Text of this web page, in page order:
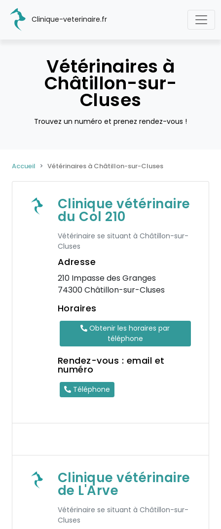
Clinique-veterinaire.fr
Vétérinaires à
Châtillon-sur-
Cluses
Trouvez un numéro et prenez rendez-vous !
Accueil Vétérinaires à Châtillon-sur-Cluses
Clinique vétérinaire
du Col 210
Vétérinaire se situant à Châtillon-sur-
Cluses
Adresse
210 Impasse des Granges
74300 Châtillon-sur-Cluses
Horaires
Obtenir les horaires par
téléphone
Rendez-vous : email et
numéro
Téléphone
Clinique vétérinaire
de L'Arve
Vétérinaire se situant à Châtillon-sur-
Cluses